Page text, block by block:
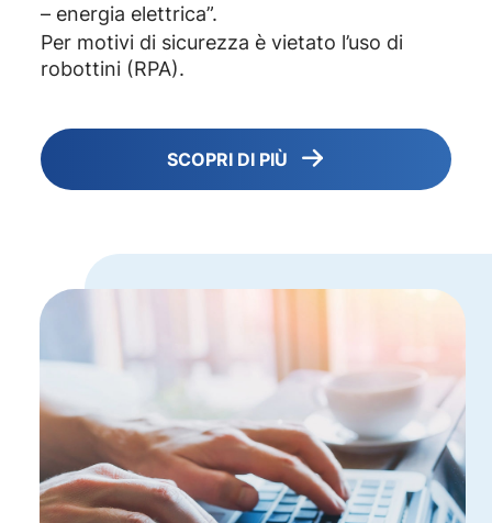
– energia elettrica”.
Per motivi di sicurezza è vietato l’uso di
robottini (RPA).
SCOPRI DI PIÙ